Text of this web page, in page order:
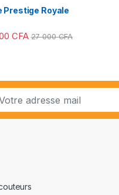
Prestige Royale
CFA 27 000CFA